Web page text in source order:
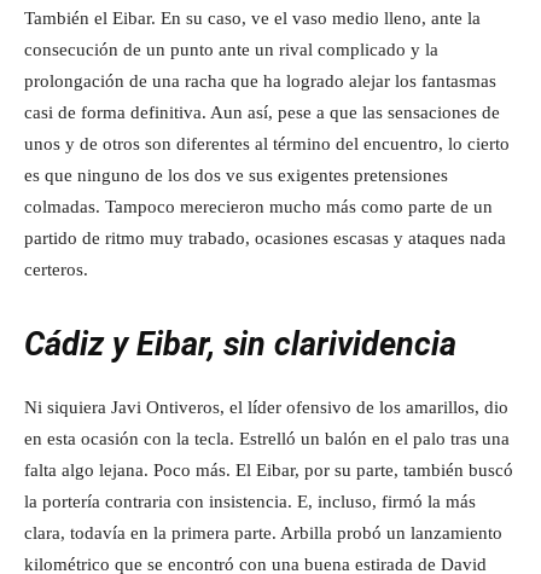
También el Eibar. En su caso, ve el vaso medio lleno, ante la
consecución de un punto ante un rival complicado y la
prolongación de una racha que ha logrado alejar los fantasmas
casi de forma definitiva. Aun así, pese a que las sensaciones de
unos y de otros son diferentes al término del encuentro, lo cierto
es que ninguno de los dos ve sus exigentes pretensiones
colmadas. Tampoco merecieron mucho más como parte de un
partido de ritmo muy trabado, ocasiones escasas y ataques nada
certeros.
Cádiz y Eibar, sin clarividencia
Ni siquiera Javi Ontiveros, el líder ofensivo de los amarillos, dio
en esta ocasión con la tecla. Estrelló un balón en el palo tras una
falta algo lejana. Poco más. El Eibar, por su parte, también buscó
la portería contraria con insistencia. E, incluso, firmó la más
clara, todavía en la primera parte. Arbilla probó un lanzamiento
kilométrico que se encontró con una buena estirada de David